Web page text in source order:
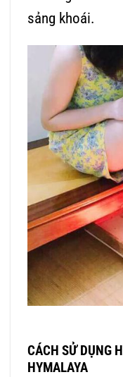
sảng khoái.
CÁCH SỬ DỤNG
HYMALAYA